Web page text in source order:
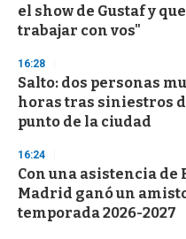
o
n
el show de Gustaf y
trabajar con vos"
16:28
Salto: dos personas
horas tras siniestros
punto de la ciudad
16:24
Con una asistencia de
Madrid ganó un
temporada 2026-2027